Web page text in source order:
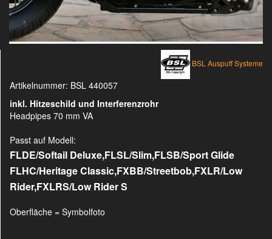
BSL Auspuff Systeme
Artikelnummer: BSL 440057
inkl. Hitzeschild und Interferenzrohr
Headpipes 70 mm VA
Passt auf Modell:
FLDE/Softail Deluxe,FLSL/Slim,FLSB/Sport Glide
FLHC/Heritage Classic,FXBB/Streetbob,FXLR/Low
Rider,FXLRS/Low Rider S
Oberfläche = Symbolfoto